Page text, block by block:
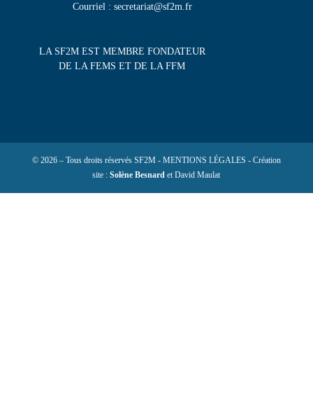
Courriel : secretariat@sf2m.fr
LA SF2M EST MEMBRE FONDATEUR
DE LA FEMS ET DE LA FFM
© 2026 – Tous droits réservés SF2M - MENTIONS LÉGALES - Création
site :Solène Besnard et David Maulat